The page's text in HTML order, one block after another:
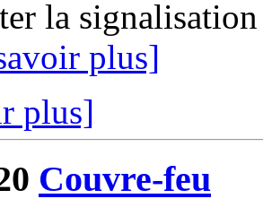
la
plus]
plus]
Couvre-feu